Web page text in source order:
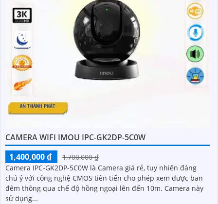
CAMERA WIFI IMOU IPC-GK2DP-5C0W
1,400,000 ₫
1,700,000 ₫
Camera IPC-GK2DP-5C0W là Camera giá rẻ, tuy nhiên đáng
chú ý với công nghệ CMOS tiên tiến cho phép xem được ban
đêm thông qua chế độ hồng ngoại lên đến 10m. Camera này
sử dụng...